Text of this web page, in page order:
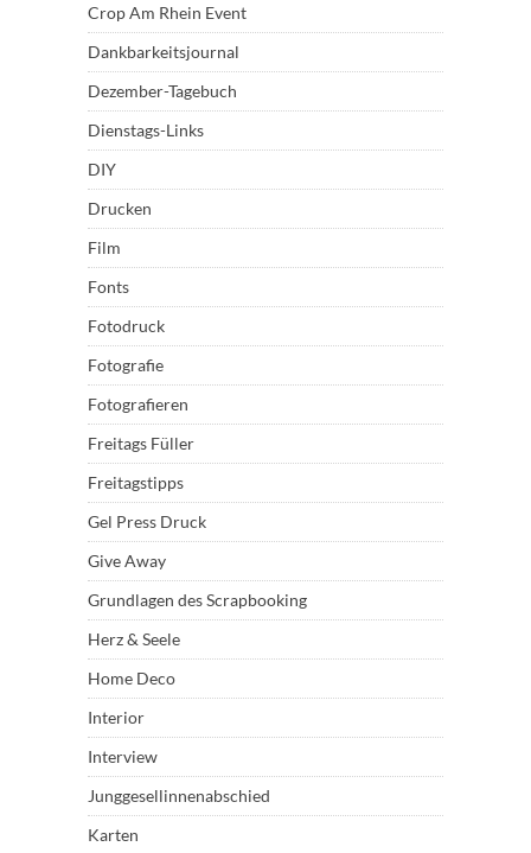
Crop Am Rhein Event
Dankbarkeitsjournal
Dezember-Tagebuch
Dienstags-Links
DIY
Drucken
Film
Fonts
Fotodruck
Fotografie
Fotografieren
Freitags Füller
Freitagstipps
Gel Press Druck
Give Away
Grundlagen des Scrapbooking
Herz & Seele
Home Deco
Interior
Interview
Junggesellinnenabschied
Karten